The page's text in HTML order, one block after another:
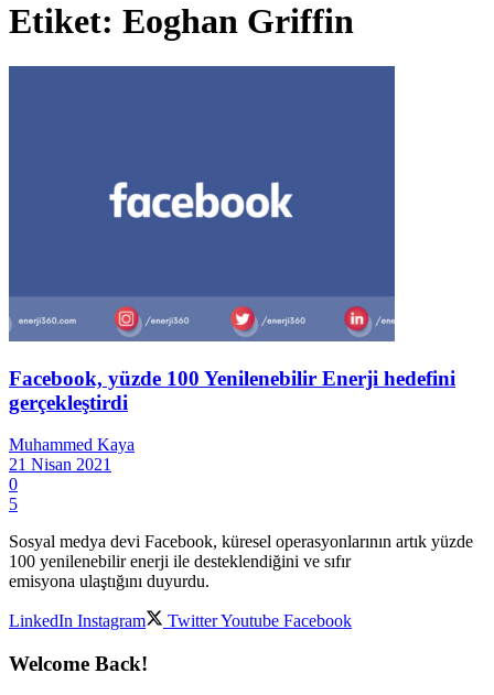
Etiket: Eoghan Griffin
Facebook, yüzde 100 Yenilenebilir Enerji hedefini
gerçekleştirdi
Muhammed Kaya
21 Nisan 2021
0
5
Sosyal medya devi Facebook, küresel operasyonlarının artık yüzde
100 yenilenebilir enerji ile desteklendiğini ve sıfır
emisyona ulaştığını duyurdu.
LinkedIn Instagram TwitterYoutube Facebook
Welcome Back!